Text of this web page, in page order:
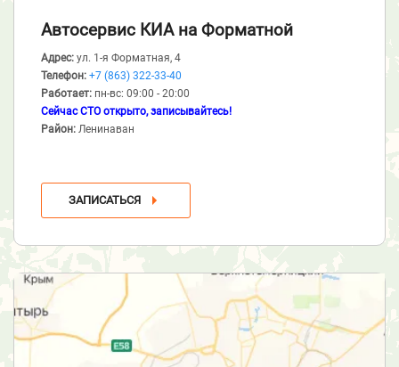
Автосервис КИА на Форматной
Адрес: ул. 1-я Форматная, 4
Телефон: +7 (863) 322-33-40
Работает: пн-вс: 09:00 - 20:00
Сейчас СТО открыто, записывайтесь!
Район: Ленинаван
ЗАПИСАТЬСЯ